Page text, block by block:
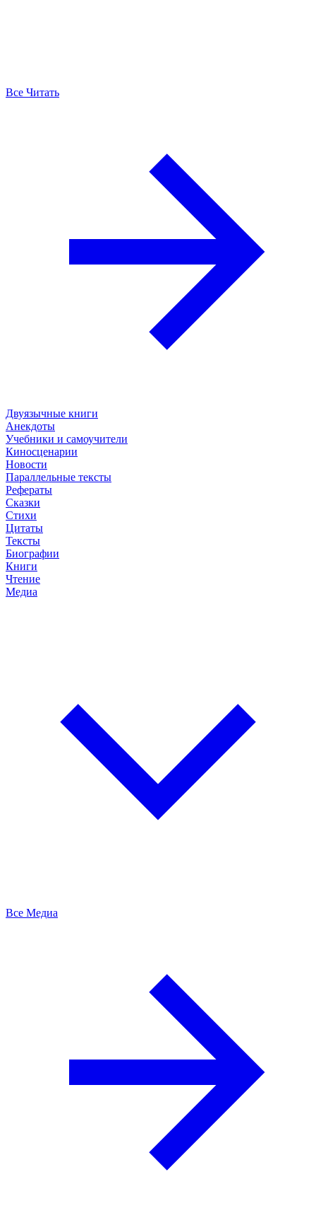
Все Читать
Двуязычные книги
Анекдоты
Учебники и самоучители
Киносценарии
Новости
Параллельные тексты
Рефераты
Сказки
Стихи
Цитаты
Тексты
Биографии
Книги
Чтение
Медиа
Все Медиа